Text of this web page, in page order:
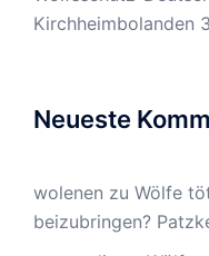
Kirchheimbolanden
Neueste
wolenen zu Wölfe
beizubringen?